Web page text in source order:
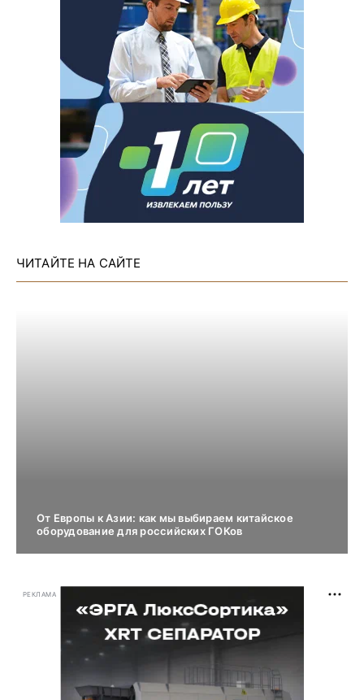
ЧИТАЙТЕ НА САЙТЕ
От Европы к Азии: как мы выбираем китайское
оборудование для российских ГОКов
РЕКЛАМА